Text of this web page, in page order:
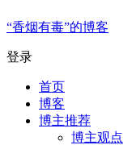
“香烟有毒”的博客
登录
首页
博客
博主推荐
博主观点